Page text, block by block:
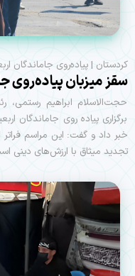
کردستان | پیاده‌روی جاماندگان
سقز میزبان
حجت‌الاسلام ابراهیم رستمی،
برگزاری پیاده روی جاماندگان
خبر داد و گفت: این مراسم فراتر
تجدید میثاق با ارزش‌های دینی